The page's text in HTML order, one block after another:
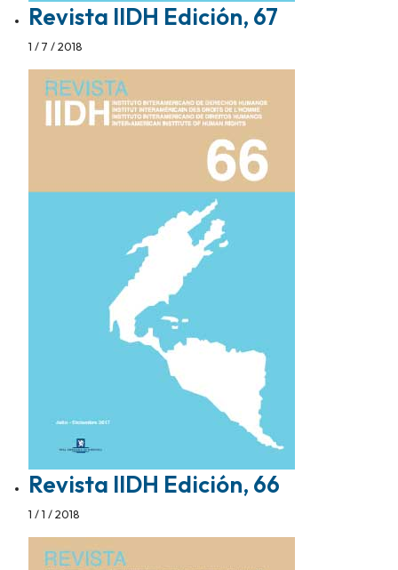
Revista IIDH Edición, 67
1 / 7 / 2018
Revista IIDH Edición, 66
1 / 1 / 2018